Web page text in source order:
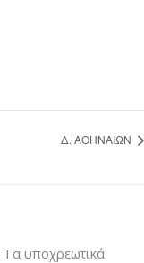
Δ. ΑΘΗΝΑΙΩΝ
Τα υποχρεωτικά